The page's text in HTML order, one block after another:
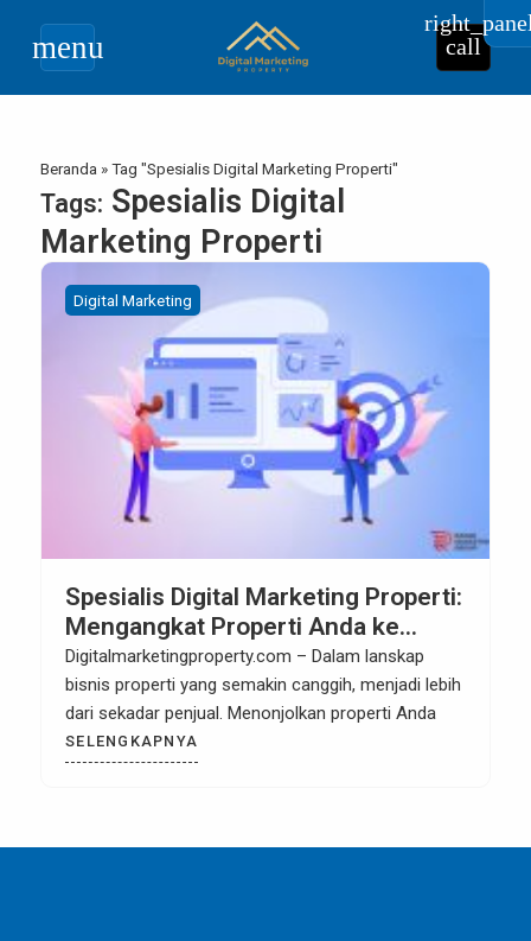
menu call
Beranda »Tag "Spesialis Digital Marketing Properti"
Tags: Spesialis Digital
Marketing Properti
Digital Marketing
Spesialis Digital Marketing Properti:
Mengangkat Properti Anda ke
Tingkat Berikutnya
Digitalmarketingproperty.com – Dalam lanskap
bisnis properti yang semakin canggih, menjadi lebih
dari sekadar penjual. Menonjolkan properti Anda
SELENGKAPNYA